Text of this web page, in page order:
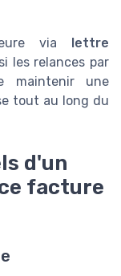
via lettre
les relances par
maintenir une
tout au long du
d'un
facture